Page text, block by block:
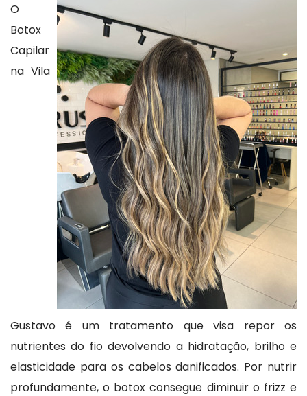
O
Botox
Capilar
na Vila
Gustavo é um tratamento que visa repor os
nutrientes do fio devolvendo a hidratação, brilho e
elasticidade para os cabelos danificados. Por nutrir
profundamente, o botox consegue diminuir o frizz e